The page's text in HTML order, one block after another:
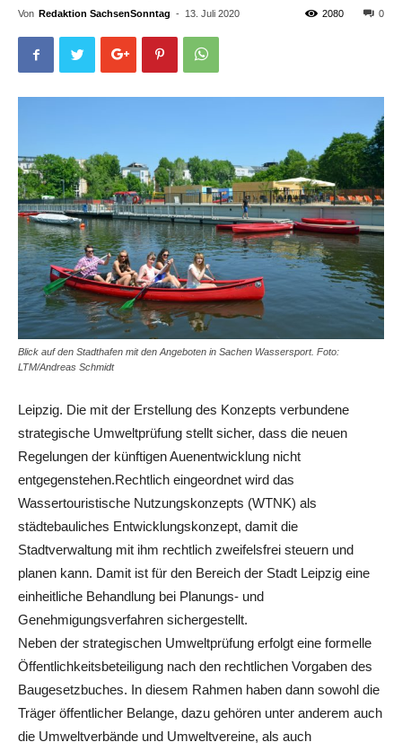
Von Redaktion SachsenSonntag - 13. Juli 2020 0
2080
Blick auf den Stadthafen mit den Angeboten in Sachen Wassersport. Foto:
LTM/Andreas Schmidt
Leipzig. Die mit der Erstellung des Konzepts verbundene
strategische Umweltprüfung stellt sicher, dass die neuen
Regelungen der künftigen Auenentwicklung nicht
entgegenstehen.Rechtlich eingeordnet wird das
Wassertouristische Nutzungskonzepts (WTNK) als
städtebauliches Entwicklungskonzept, damit die
Stadtverwaltung mit ihm rechtlich zweifelsfrei steuern und
planen kann. Damit ist für den Bereich der Stadt Leipzig eine
einheitliche Behandlung bei Planungs- und
Genehmigungsverfahren sichergestellt.
Neben der strategischen Umweltprüfung erfolgt eine formelle
Öffentlichkeitsbeteiligung nach den rechtlichen Vorgaben des
Baugesetzbuches. In diesem Rahmen haben dann sowohl die
Träger öffentlicher Belange, dazu gehören unter anderem auch
die Umweltverbände und Umweltvereine, als auch